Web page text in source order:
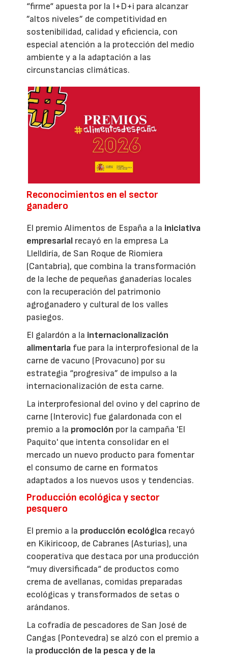
“firme“ apuesta por la I+D+i para alcanzar
”altos niveles” de competitividad en
sostenibilidad, calidad y eficiencia, con
especial atención a la protección del medio
ambiente y a la adaptación a las
circunstancias climáticas.
Reconocimientos en el sector
ganadero
El premio Alimentos de España a la iniciativa
empresarial recayó en la empresa La
Llelldiría, de San Roque de Riomiera
(Cantabria), que combina la transformación
de la leche de pequeñas ganaderías locales
con la recuperación del patrimonio
agroganadero y cultural de los valles
pasiegos.
El galardón a la internacionalización
alimentaria fue para la interprofesional de la
carne de vacuno (Provacuno) por su
estrategia “progresiva” de impulso a la
internacionalización de esta carne.
La interprofesional del ovino y del caprino de
carne (Interovic) fue galardonada con el
premio a la promoción por la campaña 'El
Paquito' que intenta consolidar en el
mercado un nuevo producto para fomentar
el consumo de carne en formatos
adaptados a los nuevos usos y tendencias.
Producción ecológica y sector
pesquero
El premio a la producción ecológica recayó
en Kikiricoop, de Cabranes (Asturias), una
cooperativa que destaca por una producción
“muy diversificada“ de productos como
crema de avellanas, comidas preparadas
ecológicas y transformados de setas o
arándanos.
La cofradía de pescadores de San José de
Cangas (Pontevedra) se alzó con el premio a
la producción de la pesca y de la